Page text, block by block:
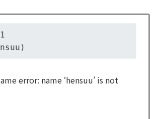
error: name ‘hensuu’ is not